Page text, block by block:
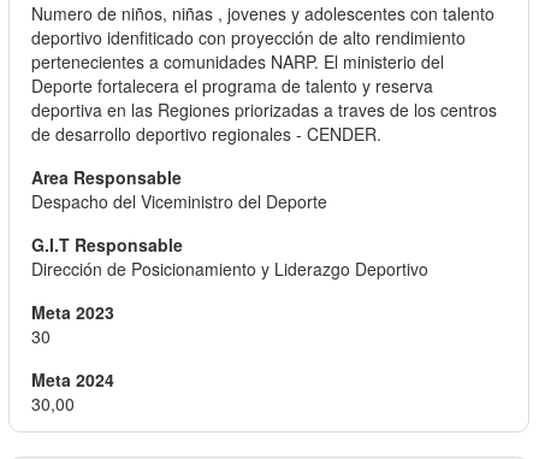
Numero de niños, niñas , jovenes y adolescentes con talento
deportivo idenfiticado con proyección de alto rendimiento
pertenecientes a comunidades NARP. El ministerio del
Deporte fortalecera el programa de talento y reserva
deportiva en las Regiones priorizadas a traves de los centros
de desarrollo deportivo regionales - CENDER.
Despacho del Viceministro del Deporte
Dirección de Posicionamiento y Liderazgo Deportivo
30
30,00